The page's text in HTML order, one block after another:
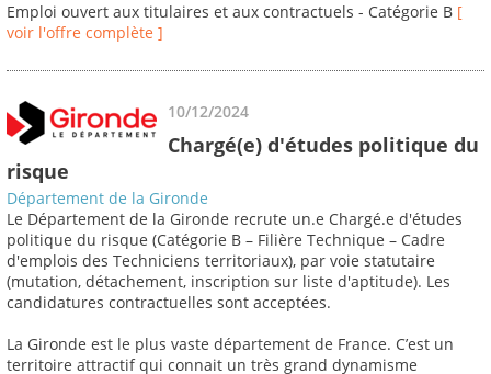
Emploi ouvert aux titulaires et aux contractuels - Catégorie B [
voir l'offre complète ]
10/12/2024
Chargé(e) d'études politique du
risque
Département de la Gironde
Le Département de la Gironde recrute un.e Chargé.e d'études
politique du risque (Catégorie B – Filière Technique – Cadre
d'emplois des Techniciens territoriaux), par voie statutaire
(mutation, détachement, inscription sur liste d'aptitude). Les
candidatures contractuelles sont acceptées.
La Gironde est le plus vaste département de France. C’est un
territoire attractif qui connait un très grand dynamisme